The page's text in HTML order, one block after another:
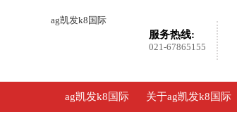
ag凯发k8国际
服务热线:
021-67865155
ag凯发k8国际 关于ag凯发k8国际